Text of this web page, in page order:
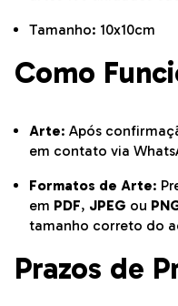
Tamanho: 10x10cm
Como
Arte: Após
em contato via
Formatos de Arte:
em PDF, JPEG ou
tamanho correto do
Prazos de